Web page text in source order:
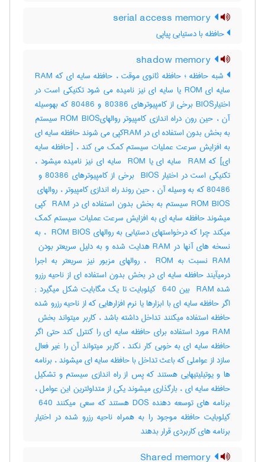
حافظه با دستیابی پیاپی
شبه حافظه ؛ حافظه ثانوی موقت ، حافظه سایه ای که RAM
سایه ای ROM یا سایه ای نیز نامیده می شود تکنیکی است در
اختیارBIOS برخی از کامپیوترهای 80386 و 80486 که بهوسیله
آن ، حین رون دراه اندازی کامپیوتر روالهایROM BIOS سیستم
به بخش بدون استفاده ای در RAMکپی می شوند حافظه سایه ای
به افزایش سرعت عملیات سیستم کمک می کند ، [حافظه سایه
ای] که ‎ RAM سایه ای یا ‎ ROM سایه ای نیز نامیده میشود ،
ROM BIOS سیستم به بخش بدون استفاده ای در ‎ RAM کپی
میشوند حافظه سایه ای به افزایش سرعت عملیات سیستم کمک
میکند چرا که درخواستهای دستیابی به روالهای ‎ ROM BIOS ، به
RAM نسبت به ‎ ROM ، روالهای مزبور نیز سریعتر به اجرا
درمیآیند حافظه سایه ای در بخش بدون استفاده ای از ناحیه رزرو
شده ‎ RAM بین ‎ 640 کیلوبایت تا یک مگابایت شکل میگیرد‎ ;
اگر حافظه سایه ای با ابزارها یا نرم افزارهایی که از ناحیه رزرو شده
RAM مورد استفاده برای حافظه سایه ای را کنترل کند حتی اگر
حافظه سایه ای به خوبی کار نکند ، کاربر میتواند آن را غیر فعال
سازد از عواملی که باعث تداخل با حافظه سایه ای میشوند ، برنامه
ها و یوتیلیتیهایی هستند که پس از راه اندازی سیستم و تشکیل
حافظه سایه ای ، بارگذاری میشوند یکی از متداولترین این عوامل ،
برنامه های توسعه دهنده ‎DOS هستند که سعی میکنند ‎ 640
کیلوبایت حافظه موجود را به همراه ناحیه رزرو شده در اختیار
برنامه های کاربردی قرار بدهند